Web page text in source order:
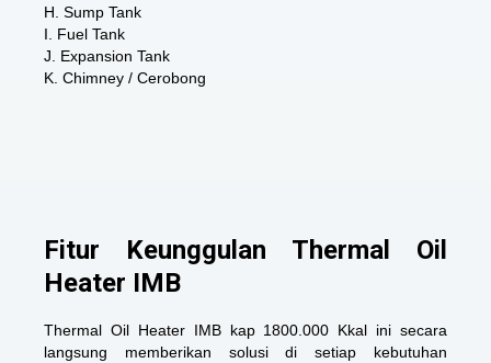
H. Sump Tank
I. Fuel Tank
J. Expansion Tank
K. Chimney / Cerobong
Fitur Keunggulan Thermal Oil
Heater IMB
Thermal Oil Heater IMB kap 1800.000 Kkal ini secara
langsung memberikan solusi di setiap kebutuhan